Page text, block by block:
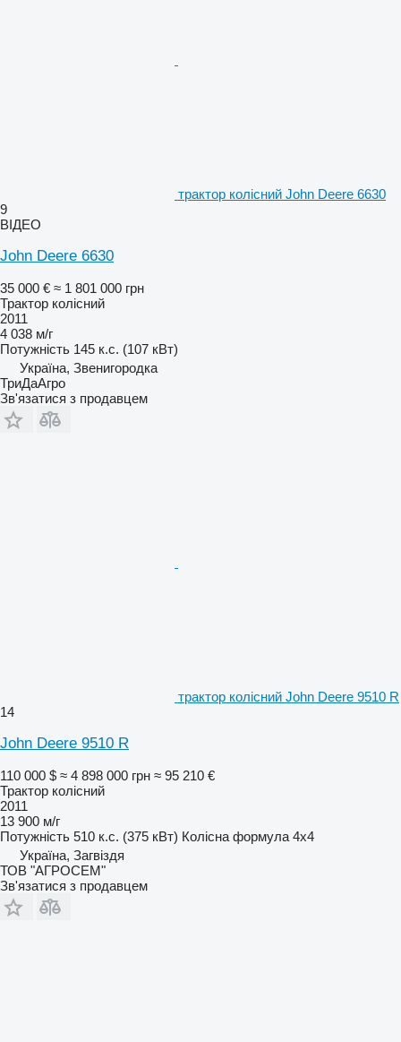
трактор колісний John Deere 6630
9
ВІДЕО
John Deere 6630
35 000 € ≈ 1 801 000 грн
Трактор колісний
2011
4 038 м/г
Потужність 145 к.с. (107 кВт)
Україна, Звенигородка
ТриДаАгро
Зв'язатися з продавцем
трактор колісний John Deere 9510 R
14
John Deere 9510 R
110 000 $ ≈ 4 898 000 грн ≈ 95 210 €
Трактор колісний
2011
13 900 м/г
Потужність 510 к.с. (375 кВт) Колісна формула 4x4
Україна, Загвіздя
ТОВ "АГРОСЕМ"
Зв'язатися з продавцем